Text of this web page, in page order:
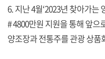
6. 지난 4월‘2023년 찾아가는
# 4800만원 지원을 통해 앞으
양조장과 전통주를 관광 상